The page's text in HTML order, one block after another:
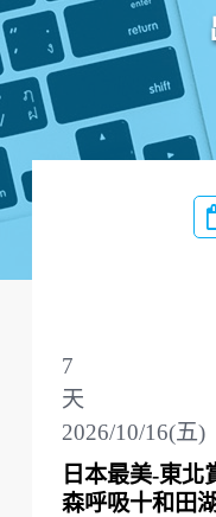
2026/10/16(五)
7
天
日本最美-東北
森呼吸十和田